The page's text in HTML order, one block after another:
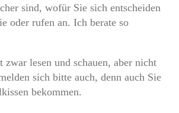
sind, wofür Sie sich entscheiden
oder rufen an. Ich berate so
lesen und schauen, aber nicht
sich bitte auch, denn auch Sie
bekommen.